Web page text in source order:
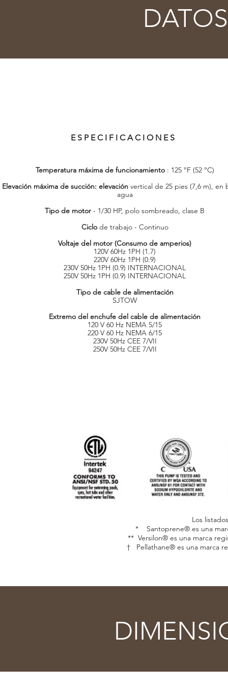
ESPECIFICACIONES
Temperatura máxima de funcionamiento: 125 °F (52 °C)
Elevación máxima de succión: elevaciónvertical de 25 pies (7,6 m), en
agua
Tipo de motor - 1/30 HP, polo sombreado, clase B
Ciclode trabajo - Continuo
Voltaje del motor (Consumo de amperios)
120V 60Hz 1PH (1.7)
220V 60Hz 1PH (0.9)
230V 50Hz 1PH (0.9) INTERNACIONAL
250V 50Hz 1PH (0.9) INTERNACIONAL
Tipo de cable de alimentación
SJTOW
Extremo del enchufe del cable de alimentación
120 V 60 Hz NEMA 5/15
220 V 60 Hz NEMA 6/15
230V 50Hz CEE 7/VII
250V 50Hz CEE 7/VII
Los
* Santoprene® es una
** Versilon® es una marca
† Pellathane® es una marca